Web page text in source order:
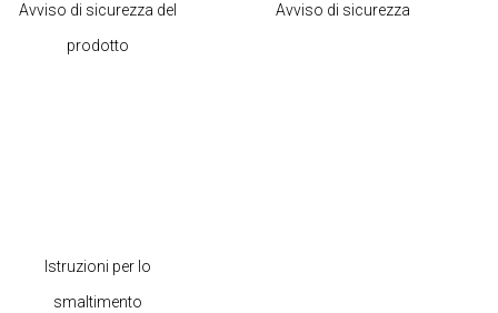
Avviso di sicurezza del
prodotto
Avviso di sicurezza
Istruzioni per lo
smaltimento